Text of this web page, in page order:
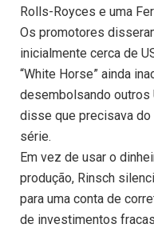
Rolls-Royces e uma
Os promotores
inicialmente cerca de
“White Horse” ainda
desembolsando outros
disse que precisava do
série.
Em vez de usar o
produção, Rinsch
para uma conta de
de investimentos